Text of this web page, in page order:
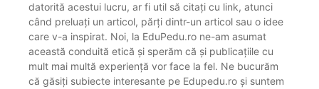
datorită acestui lucru, ar fi util să citați cu link, atunci
când preluați un articol, părți dintr-un articol sau o idee
care v-a inspirat. Noi, la EduPedu.ro ne-am asumat
această conduită etică și sperăm că și publicațiile cu
mult mai multă experiență vor face la fel. Ne bucurăm
că găsiți subiecte interesante pe Edupedu.ro și suntem